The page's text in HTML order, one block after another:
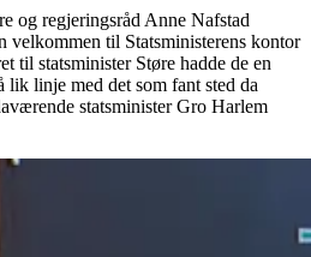
og regjeringsråd Anne Nafstad
velkommen til Statsministerens kontor
til statsminister Støre hadde de en
lik linje med det som fant sted da
statsminister Gro Harlem